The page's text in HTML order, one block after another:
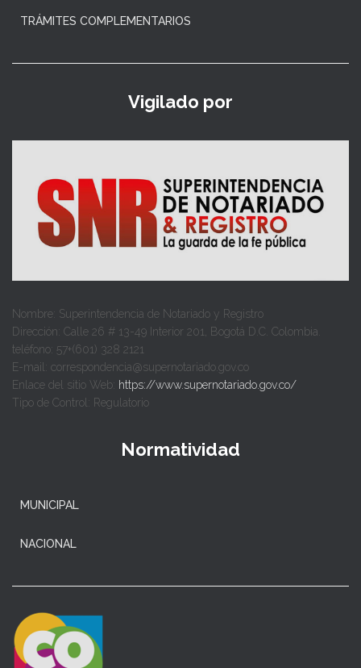
TRÁMITES COMPLEMENTARIOS
Vigilado por
Nombre: Superintendencia de Notariado y Registro
Dirección: Calle 26 # 13-49 Interior 201, Bogotá D.C. Colombia.
teléfono: 57+(601) 328 2121
E-mail: correspondencia@supernotariado.gov.co
Enlace del sitio Web: https://www.supernotariado.gov.co/
Tipo de Control: Regulatorio
Normatividad
MUNICIPAL
NACIONAL